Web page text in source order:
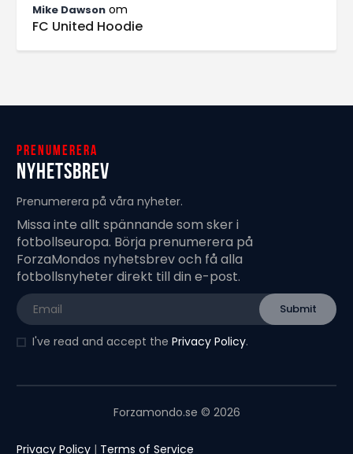
Mike Dawson om
FC United Hoodie
Prenumerera
Nyhetsbrev
Prenumerera på våra nyheter.
Missa inte allt spännande som sker i
fotbollseuropa. Börja prenumerera på
ForzaMondos nyhetsbrev och få alla
fotbollsnyheter direkt till din e-post.
I've read and accept the Privacy Policy.
Forzamondo.se © 2026
Privacy Policy | Terms of Service